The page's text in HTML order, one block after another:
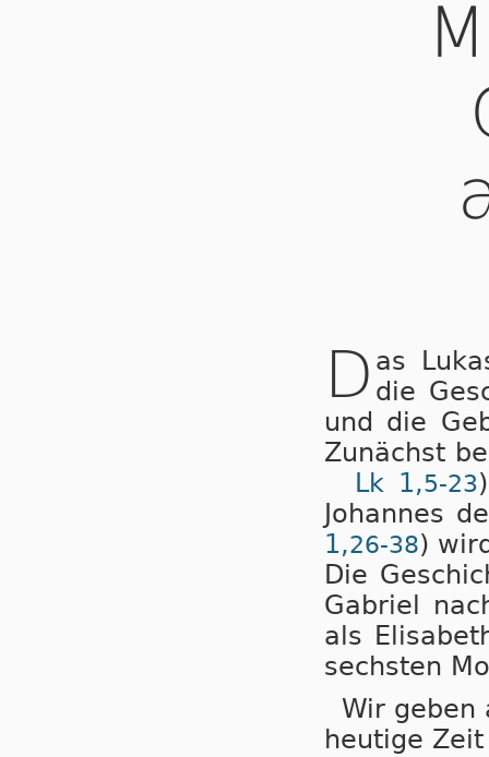
D as
die
und die
Zunächst
Lk 1,5-23
Johannes
1,26-38)
Die
Gabriel
als
sechsten
Wir geben
heutige